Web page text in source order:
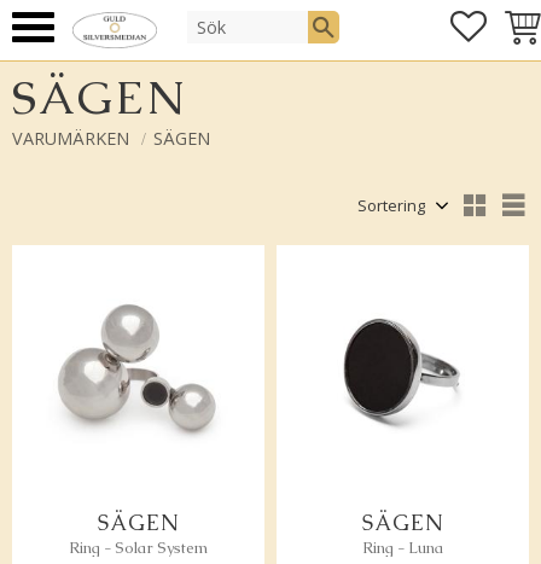
SÄGEN
VARUMÄRKEN SÄGEN
SÄGEN
Ring - Solar System
SÄGEN
Ring - Luna